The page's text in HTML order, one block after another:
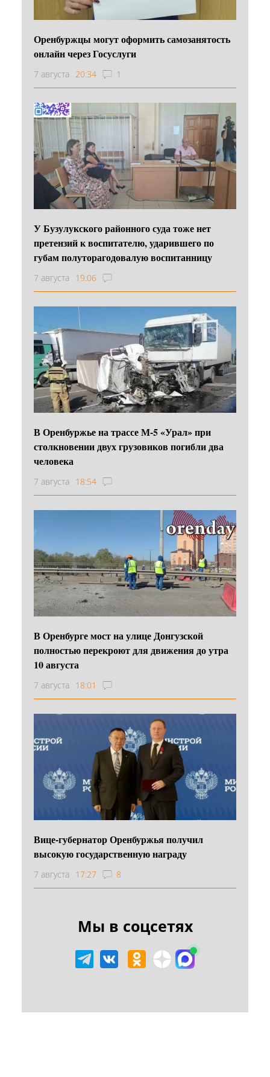
Оренбуржцы могут оформить самозанятость
онлайн через Госуслуги
7 августа 20:34 1
У Бузулукского районного суда тоже нет
претензий к воспитателю, ударившего по
губам полуторагодовалую воспитанницу
7 августа 19:06
В Оренбуржье на трассе М-5 «Урал» при
столкновении двух грузовиков погибли два
человека
7 августа 18:54
В Оренбурге мост на улице Донгузской
полностью перекроют для движения до утра
10 августа
7 августа 18:01
Вице-губернатор Оренбуржья получил
высокую государственную награду
7 августа 17:27 8
Мы в соцсетях